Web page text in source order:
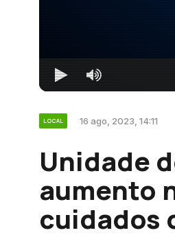
LOCAL 16 ago, 2023, 14:11
Unidade
aumento
cuidados